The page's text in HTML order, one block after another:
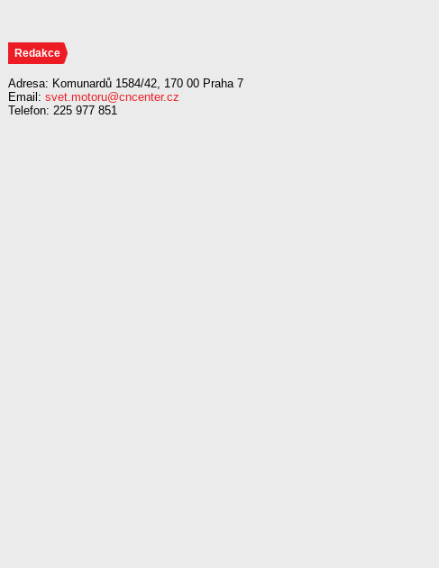
Redakce
Adresa: Komunardů 1584/42, 170 00 Praha 7
Email: svet.motoru@cncenter.cz
Telefon: 225 977 851